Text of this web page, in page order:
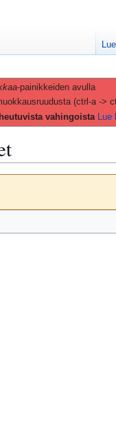
-painikkeiden avulla
(ctrl-a ->
vahingoista Lue
Lue